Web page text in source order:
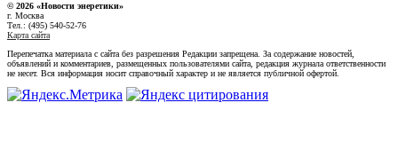
© 2026 «Новости энеретики»
г. Москва
Тел.: (495) 540-52-76
Карта сайта
Перепечатка материала с сайта без разрешения Редакции запрещена. За содержание новостей,
объявлений и комментариев, размещенных пользователями сайта, редакция журнала ответственности
не несет. Вся информация носит справочный характер и не является публичной офертой.